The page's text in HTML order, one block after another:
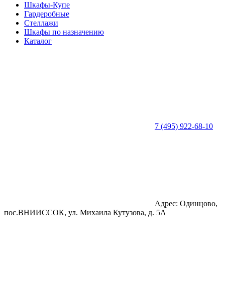
Шкафы-Купе
Гардеробные
Стеллажи
Шкафы по назначению
Каталог
7 (495) 922-68-10
Адрес: Одинцово,
пос.ВНИИССОК, ул. Михаила Кутузова, д. 5А